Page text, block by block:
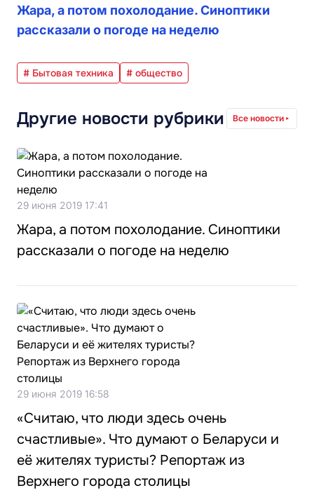
Жара, а потом похолодание. Синоптики
рассказали о погоде на неделю
# Бытовая техника # общество
Другие новости рубрики Все новости
29 июня 2019 17:41
Жара, а потом похолодание. Синоптики
рассказали о погоде на неделю
29 июня 2019 16:58
«Считаю, что люди здесь очень
счастливые». Что думают о Беларуси и
её жителях туристы? Репортаж из
Верхнего города столицы